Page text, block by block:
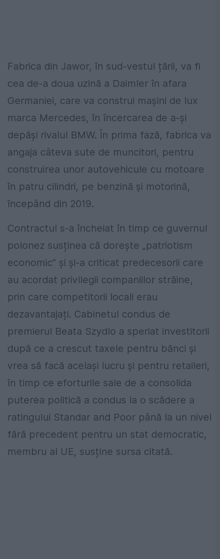
Fabrica din Jawor, în sud-vestul țării, va fi
cea de-a doua uzină a Daimler în afara
Germaniei, care va construi mașini de lux
marca Mercedes, în încercarea de a-și
depăși rivalul BMW. În prima fază, fabrica va
angaja câteva sute de muncitori, pentru
construirea unor autovehicule cu motoare
în patru cilindri, pe benzină și motorină,
începând din 2019.
Contractul s-a încheiat în timp ce guvernul
polonez susținea că dorește „patriotism
economic” și și-a criticat predecesorii care
au acordat privilegii companiilor străine,
prin care competitorii locali erau
dezavantajați. Cabinetul condus de
premierul Beata Szydlo a speriat investitorii
după ce a crescut taxele pentru bănci și
vrea să facă același lucru și pentru retaileri,
în timp ce eforturile sale de a consolida
puterea politică a condus la o scădere a
ratingului Standar and Poor până la un nivel
fără precedent pentru un stat democratic,
membru al UE, susține sursa citată.